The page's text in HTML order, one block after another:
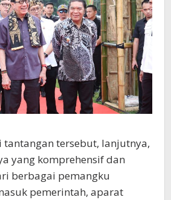
tantangan tersebut, lanjutnya,
yang komprehensif dan
berbagai pemangku
pemerintah, aparat